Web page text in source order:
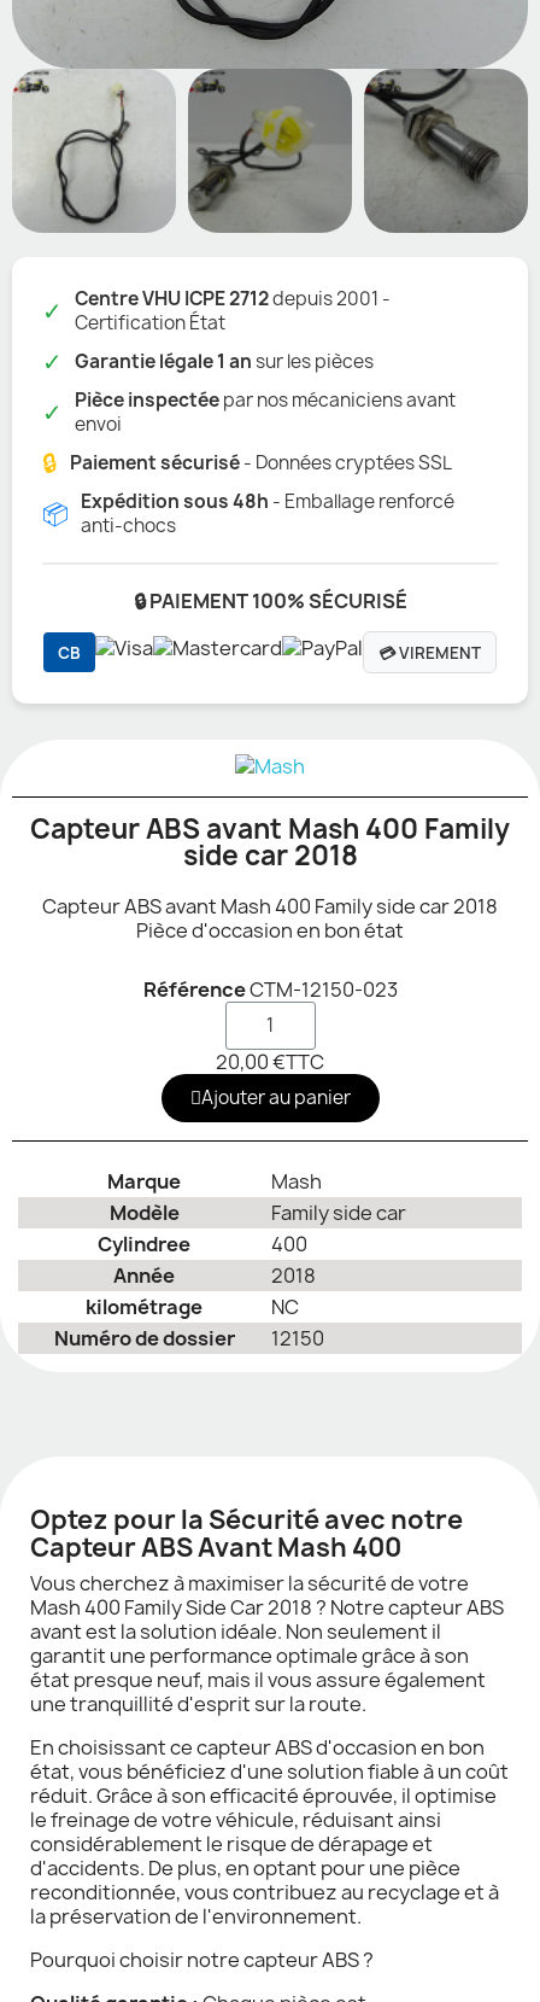
✓ Centre VHU ICPE 2712depuis 2001 -
Certification État
✓ Garantie légale 1 ansur les pièces
✓ Pièce inspectéepar nos mécaniciens avant
envoi
🔒 Paiement sécurisé- Données cryptées SSL
📦 Expédition sous 48h - Emballage renforcé
anti-chocs
🔒 PAIEMENT 100% SÉCURISÉ
CB 💳 VIREMENT
Capteur ABS avant Mash 400 Family
side car 2018
Capteur ABS avant Mash 400 Family side car 2018
Pièce d'occasion en bon état
RéférenceCTM-12150-023
20,00 €TTC
Ajouter au panier
Marque
Mash
Modèle
Family side car
Cylindree
400
Année
2018
kilométrage
NC
Numéro de dossier
12150
Optez pour la Sécurité avec notre
Capteur ABS Avant Mash 400
Vous cherchez à maximiser la sécurité de votre
Mash 400 Family Side Car 2018 ? Notre capteur ABS
avant est la solution idéale. Non seulement il
garantit une performance optimale grâce à son
état presque neuf, mais il vous assure également
une tranquillité d'esprit sur la route.
En choisissant ce capteur ABS d'occasion en bon
état, vous bénéficiez d'une solution fiable à un coût
réduit. Grâce à son efficacité éprouvée, il optimise
le freinage de votre véhicule, réduisant ainsi
considérablement le risque de dérapage et
d'accidents. De plus, en optant pour une pièce
reconditionnée, vous contribuez au recyclage et à
la préservation de l'environnement.
Pourquoi choisir notre capteur ABS ?